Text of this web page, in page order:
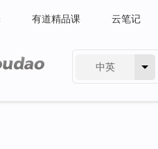
有道精品课 云笔记
中英